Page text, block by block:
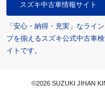
スズキ中古車情報サイト
「安心・納得・充実」なライ
プを揃えるスズキ公式中古車
イトです。
©2026 SUZUKI JIHAN